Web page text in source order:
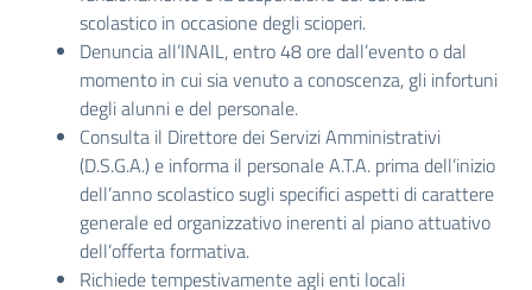
scolastico in occasione degli scioperi.
Denuncia all’INAIL, entro 48 ore dall’evento o dal
momento in cui sia venuto a conoscenza, gli infortuni
degli alunni e del personale.
Consulta il Direttore dei Servizi Amministrativi
(D.S.G.A.) e informa il personale A.T.A. prima dell’inizio
dell’anno scolastico sugli specifici aspetti di carattere
generale ed organizzativo inerenti al piano attuativo
dell’offerta formativa.
Richiede tempestivamente agli enti locali